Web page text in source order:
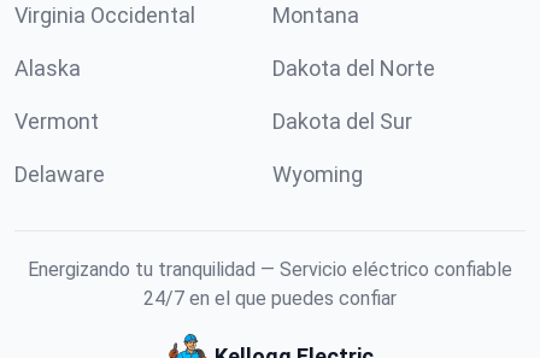
Virginia Occidental Montana
Alaska Dakota del Norte
Vermont Dakota del Sur
Delaware Wyoming
Energizando tu tranquilidad — Servicio eléctrico confiable
24/7 en el que puedes confiar